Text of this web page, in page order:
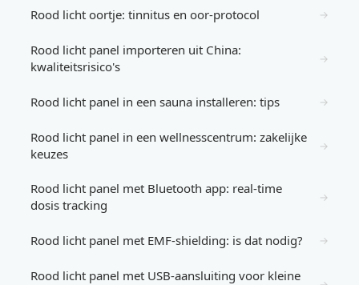
Rood licht oortje: tinnitus en oor-protocol →
Rood licht panel importeren uit China:
kwaliteitsrisico's
→
Rood licht panel in een sauna installeren: tips →
Rood licht panel in een wellnesscentrum: zakelijke
keuzes
→
Rood licht panel met Bluetooth app: real-time
dosis tracking
→
Rood licht panel met EMF-shielding: is dat nodig? →
Rood licht panel met USB-aansluiting voor kleine